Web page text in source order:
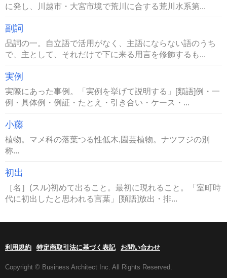
に発し、川越市・大宮市境で荒川に合する荒川水系第...
副詞
品詞の一。自立語で活用がなく、主語にならない語のうち
で、主として、それだけで下に来る用言を修飾するも...
実例
実際にあった事例。「実例を挙げて説明する」[類語]例・一
例・具体例・例証・たとえ・引き合い・ケース・...
小藤
植物。マメ科の落葉つる性低木,園芸植物。ナツフジの別
称...
初出
［名］(スル)初めて出ること。最初に現れること。「室町時
代に初出したと思われる言葉」[類語]放出・排...
利用規約 特定商取引法に基づく表記 お問い合わせ
Copyright © Business Architect Inc. All Rights Reserved.